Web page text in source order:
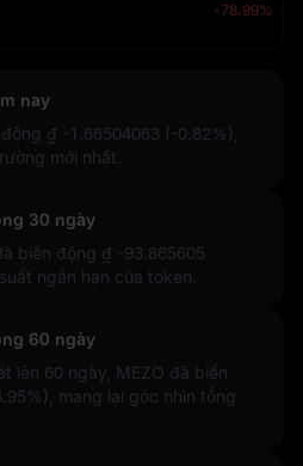
-78.99%
nay
₫ -1.66504063 (-0.82%)
mới nhất.
30 ngày
biến động ₫ -93.865605
ngắn hạn của token.
60 ngày
lên 60 ngày, MEZO đã biến
, mang lại góc nhìn tổng